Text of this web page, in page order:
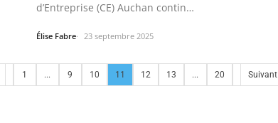
d’Entreprise (CE) Auchan continue
Élise Fabre 23 septembre 2025
1 ... 9 10 11 12 13 ... 20 Suivant